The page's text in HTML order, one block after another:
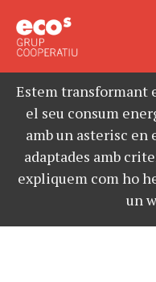
Estem transformant
el seu consum
amb un asterisc en
adaptades amb
expliquem com ho
un